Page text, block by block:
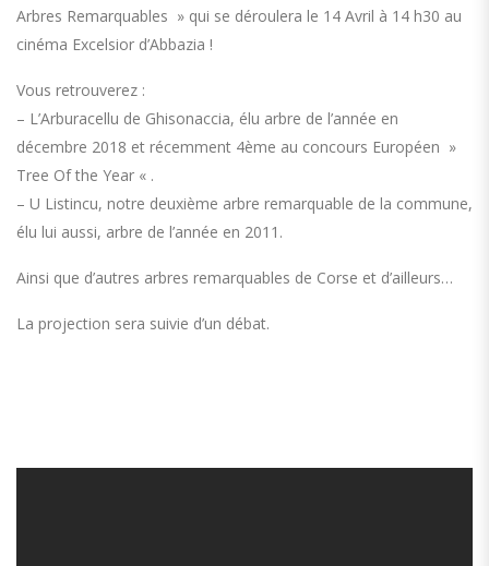
Arbres Remarquables » qui se déroulera le 14 Avril à 14 h30 au
cinéma Excelsior d’Abbazia !
Vous retrouverez :
– L’Arburacellu de Ghisonaccia, élu arbre de l’année en
décembre 2018 et récemment 4ème au concours Européen »
Tree Of the Year « .
– U Listincu, notre deuxième arbre remarquable de la commune,
élu lui aussi, arbre de l’année en 2011.
Ainsi que d’autres arbres remarquables de Corse et d’ailleurs…
La projection sera suivie d’un débat.